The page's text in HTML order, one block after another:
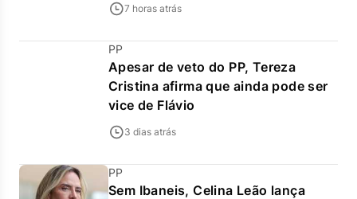
7 horas atrás
PP
Apesar de veto do PP, Tereza
Cristina afirma que ainda pode ser
vice de Flávio
3 dias atrás
PP
Sem Ibaneis, Celina Leão lança